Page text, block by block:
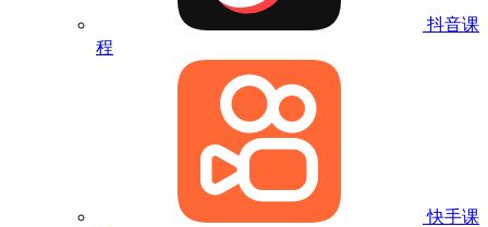
抖音课
程
快手课